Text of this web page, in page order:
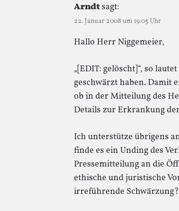
Arndtsagt:
22. Januar 2008 um 19:05 Uhr
Hallo Herr Niggemeier,
„[EDIT: gelöscht]“, so
geschwärzt haben. Damit
ob in der Mitteilung des
Details zur Erkrankung
Ich unterstütze übrigens
finde es ein Unding des
Pressemitteilung an die
ethische und juristische
irreführende Schwärzung?